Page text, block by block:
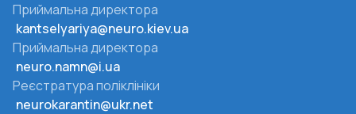
Приймальна директора
kantselyariya@neuro.kiev.ua
Приймальна директора
neuro.namn@i.ua
Реєстратура поліклініки
neurokarantin@ukr.net